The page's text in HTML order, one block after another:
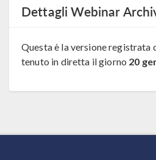
Dettagli Webinar
Questa è la versione registrata
tenuto in diretta il giorno 20